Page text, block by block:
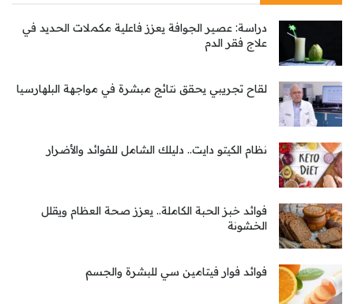
دراسة: عصير الجوافة يعزز فاعلية مكملات الحديد في
علاج فقر الدم
لقاح تجريبي يحقق نتائج مبشرة في مواجهة البلهارسيا
نظام الكيتو دايت.. دليلك الشامل للفوائد والأضرار
فوائد خبز الحبة الكاملة.. يعزز صحة العظام ويقلل
الخشونة
فوائد فوار فيتامين سي للبشرة والجسم